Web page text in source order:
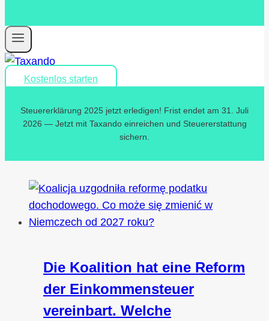
Kostenlos starten
Steuererklärung 2025 jetzt erledigen! Frist endet am 31. Juli
2026 — Jetzt mit Taxando einreichen und Steuererstattung
sichern.
Die Koalition hat eine Reform
der Einkommensteuer
vereinbart. Welche